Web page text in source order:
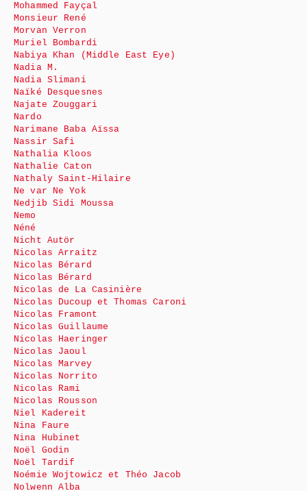
Mohammed Fayçal
Monsieur René
Morvan Verron
Muriel Bombardi
Nabiya Khan (Middle East Eye)
Nadia M.
Nadia Slimani
Naïké Desquesnes
Najate Zouggari
Nardo
Narimane Baba Aïssa
Nassir Safi
Nathalia Kloos
Nathalie Caton
Nathaly Saint-Hilaire
Ne var Ne Yok
Nedjib Sidi Moussa
Nemo
Néné
Nicht Autör
Nicolas Arraitz
Nicolas Bérard
Nicolas Bérard
Nicolas de La Casinière
Nicolas Ducoup et Thomas Caroni
Nicolas Framont
Nicolas Guillaume
Nicolas Haeringer
Nicolas Jaoul
Nicolas Marvey
Nicolas Norrito
Nicolas Rami
Nicolas Rousson
Niel Kadereit
Nina Faure
Nina Hubinet
Noël Godin
Noël Tardif
Noémie Wojtowicz et Théo Jacob
Nolwenn Alba